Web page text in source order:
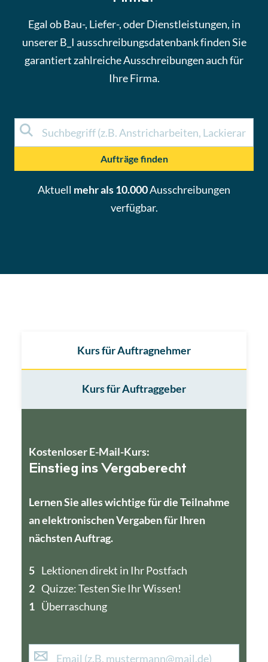
Egal ob Bau-, Liefer-, oder Dienstleistungen, in
unserer B_I ausschreibungsdatenbank finden Sie
garantiert zahlreicheAusschreibungenauch für
Ihre Firma.
Aufträge finden
Aktuell mehr als 10.000Ausschreibungen
verfügbar.
Kurs für Auftragnehmer
Kurs für Auftraggeber
Kostenloser E-Mail-Kurs:
Einstieg ins Vergaberecht
Lernen Sie alles wichtige für die Teilnahme
an elektronischen Vergaben für Ihren
nächsten Auftrag.
5 Lektionen direkt in Ihr Postfach
2 Quizze: Testen Sie Ihr Wissen!
1 Überraschung
4
1